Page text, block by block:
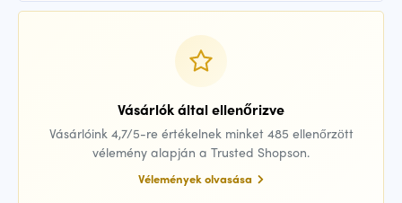
Vásárlók által ellenőrizve
Vásárlóink 4,7/5-re értékelnek minket 485 ellenőrzött
vélemény alapján a Trusted Shopson.
Vélemények olvasása